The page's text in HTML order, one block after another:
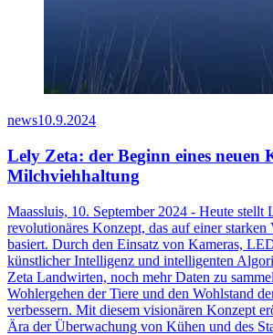
news10.9.2024
Lely Zeta: der Beginn eines neuen
Milchviehhaltung
Maassluis, 10. September 2024 - Heute stellt
revolutionäres Konzept, das auf einer
basiert. Durch den Einsatz von Kameras,
künstlicher Intelligenz und intelligenten
Zeta Landwirten, noch mehr Daten zu
Wohlergehen der Tiere und den Wohlstand
verbessern. Mit diesem visionären Konzept
Ära der Überwachung von Kühen und des